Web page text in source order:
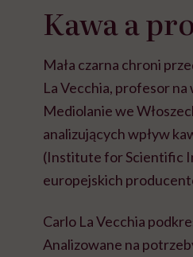
Kawa a
Mała czarna chroni
La Vecchia, profesor
Mediolanie we
analizujących wpływ
(Institute for Scientific
europejskich
Carlo La Vecchia
Analizowane na